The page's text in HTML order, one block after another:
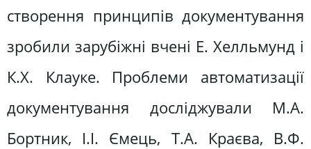
створення принципів документування
зробили зарубіжні вчені E. Хелльмунд і
К.Х. Клауке. Проблеми автоматизації
документування досліджували М.А.
Бортник, І.І. Ємець, Т.А. Краєва, В.Ф.